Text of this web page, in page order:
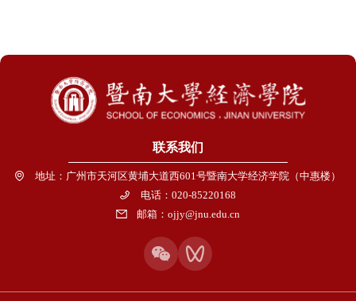
联系我们
地址：广州市天河区黄埔大道西601号暨南大学经济学院（中惠楼）
电话：020-85220168
邮箱：ojjy@jnu.edu.cn